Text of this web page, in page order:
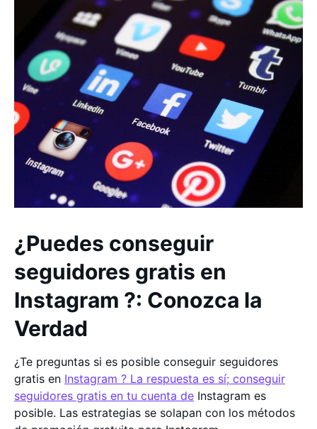
¿Puedes conseguir
seguidores gratis en
Instagram ?: Conozca la
Verdad
¿Te preguntas si es posible conseguir seguidores
gratis en Instagram ? La respuesta es sí; conseguir
seguidores gratis en tu cuenta de Instagram es
posible. Las estrategias se solapan con los métodos